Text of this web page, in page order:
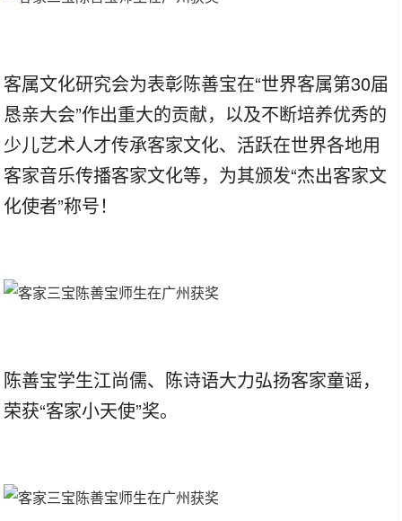
客属文化研究会为表彰陈善宝在“世界客属第30届
恳亲大会”作出重大的贡献，以及不断培养优秀的
少儿艺术人才传承客家文化、活跃在世界各地用
客家音乐传播客家文化等，为其颁发“杰出客家文
化使者”称号！
陈善宝学生江尚儒、陈诗语大力弘扬客家童谣，
荣获“客家小天使”奖。